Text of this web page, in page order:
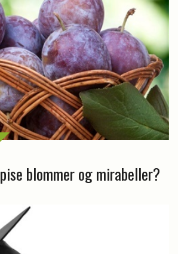
blommer og mirabeller?